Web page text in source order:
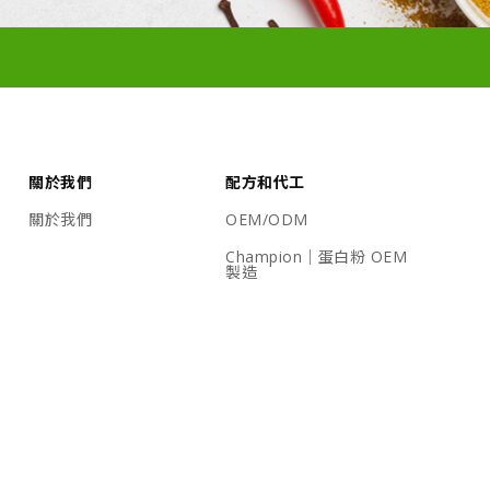
關於我們
關於我們
配方和代工
OEM/ODM
Champion｜蛋白粉 OEM
製造